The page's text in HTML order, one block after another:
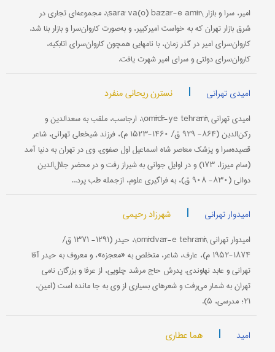
امیر، سرا و بازار \sarā va(o) bāzār-e amīr\، مجموعه‌ای تجاری در
شرق بازار تهران که به خواست امیرکبیر، و به‌صورت کاروان‌سرا و بازار بنا شد.
کاروان‌سرای امیر در گذر زمان، با نامهایی همچون کاروان‌سرای اتابکیه،
کاروان‌سرای دولتی و سرای امیر شهرت یافت.
امیدی تهرانی | نسترن ریحانی منفرد
امیدی تهرانی \omīdī-ye tehrānī\، ارجاسب، ملقب به سعدالدین و
رکن‌الدین (۸۶۴- ۹۲۹ ق/ ۱۴۶۰-۱۵۲۳ م)، فرزند شیخعلی تهرانی، شاعر
قصیده‌سرا و پزشک معاصر شاه اسماعیل اول صفوی. وی در تهران به دنیا آمد
(سام میرزا، ۱۷۳) و در اوایل جوانی به شیراز رفت و در محضر جلال‌الدین
دوانی (۸۳۰- ۹۰۸ ق)، به فراگیری علوم، ازجمله طب پرد...
امیدوار تهرانی | شهرزاد رحیمی
امیدوار تهرانی \omīdvār-e tehrānī\، حیدر (۱۲۹۱- ۱۳۷۱ ق/
۱۸۷۴-۱۹۵۲ م)، عارف، شاعر، متخلص به «معجزه»، و معروف به حیدر آقا
تهرانی و عابد نهاوندی. پدرش حاج مرشد چلویی، از عرفا و بزرگان نامی
تهران به شمار می‌رفت و شعرهای بسیاری از وی به جا مانده است (امین،
۲۱؛ مدرسی، ۵).
امید | هما عطاری